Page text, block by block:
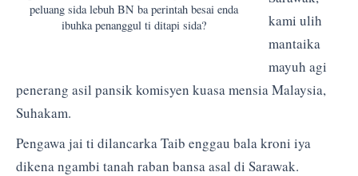
peluang sida lebuh BN ba perintah besai enda
ibuhka penanggul ti ditapi sida?
kami ulih
mantaika
mayuh agi
penerang asil pansik komisyen kuasa mensia Malaysia,
Suhakam.
Pengawa jai ti dilancarka Taib enggau bala kroni iya
dikena ngambi tanah raban bansa asal di Sarawak.